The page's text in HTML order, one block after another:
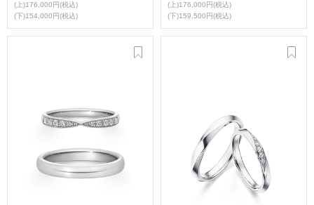
(上)176,000円(税込)
(下)154,000円(税込)
(上)176,000円(税込)
(下)159,500円(税込)